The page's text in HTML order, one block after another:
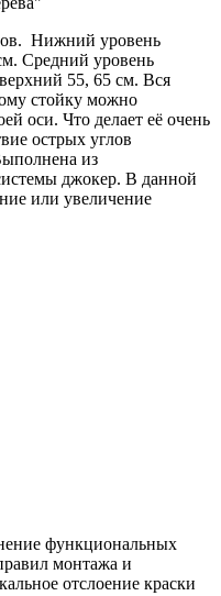
Нижний уровень
Средний уровень
55, 65 см. Вся
стойку можно
оси. Что делает её очень
острых углов
из
джокер. В данной
или увеличение
функциональных
монтажа и
отслоение краски